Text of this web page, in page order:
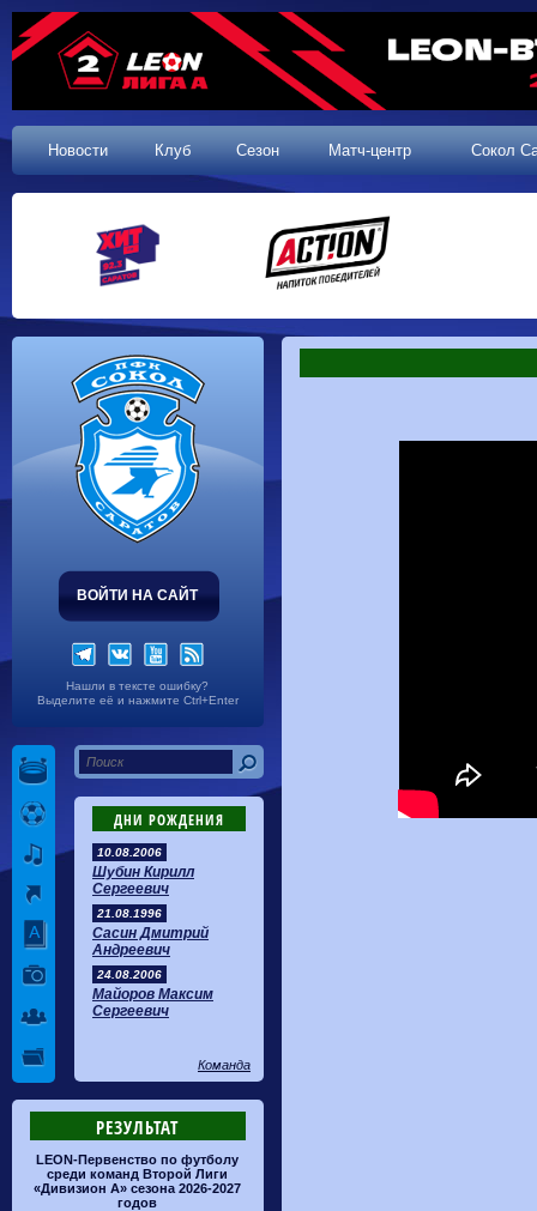
Новости Клуб Сезон Матч-центр Сокол
ВОЙТИ НА САЙТ
Нашли в тексте ошибку?
Выделите её и нажмите Ctrl+Enter
ДНИ РОЖДЕНИЯ
10.08.2006
Шубин Кирилл
Сергеевич
21.08.1996
Сасин Дмитрий
Андреевич
24.08.2006
Майоров Максим
Сергеевич
Команда
РЕЗУЛЬТАТ
LEON-Первенство по футболу
среди команд Второй Лиги
«Дивизион А» сезона 2026-2027
годов